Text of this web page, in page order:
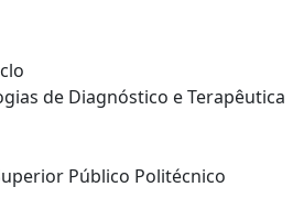
de Diagnóstico e Terapêutica
Público Politécnico